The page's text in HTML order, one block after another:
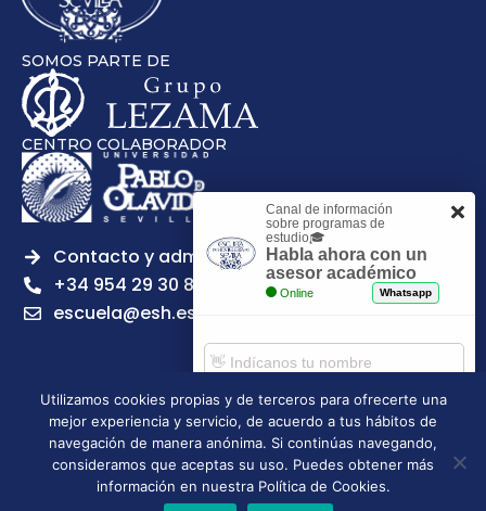
SOMOS PARTE DE
CENTRO COLABORADOR
Contacto y admisiones
+34 954 29 30 81
escuela@esh.es
Aviso legal Política de Privacidad
Política de Cookies
Política de calidad
Tablón de anuncios
Escuela Superior de Hostelería de Sevilla | 2026 | Todos los
Utilizamos cookies propias y de terceros para ofrecerte una
mejor experiencia y servicio, de acuerdo a tus hábitos de
navegación de manera anónima. Si continúas navegando,
consideramos que aceptas su uso. Puedes obtener más
información en nuestra Política de Cookies.
Canal de información
sobre programas de
estudio🎓
Habla ahora con un
asesor académico
Online Whatsapp
Comenzar chat